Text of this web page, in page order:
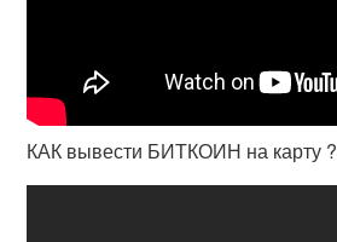
КАК вывести БИТКОИН на карту ?